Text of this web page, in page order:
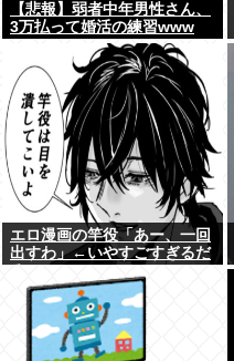
【悲報】弱者中年男性さん、
3万払って婚活の練習www
エロ漫画の竿役「あー、一回
出すわ」←いやすごすぎるだ